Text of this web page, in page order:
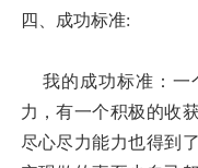
四、成功标准:
我的成功标准：一
力，有一个积极的收
尽心尽力能力也得到